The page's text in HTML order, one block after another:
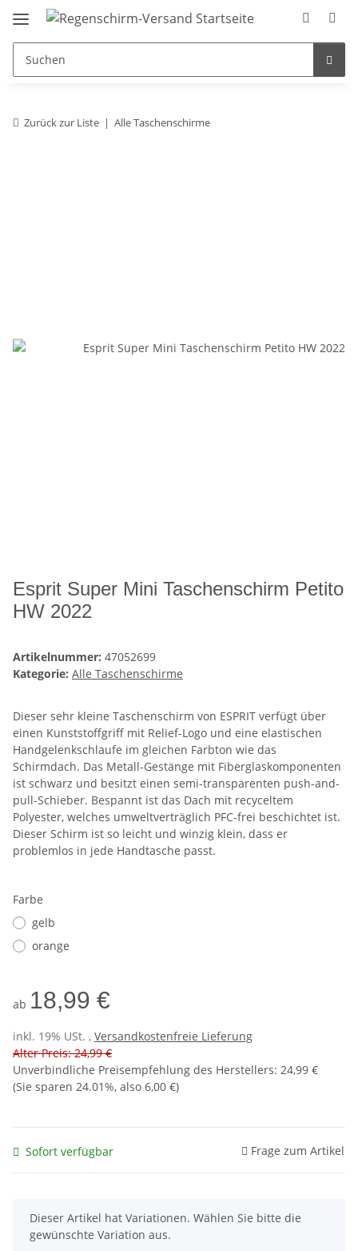
Zurück zur Liste Alle Taschenschirme
Esprit Super Mini Taschenschirm Petito
HW 2022
Artikelnummer: 47052699
Kategorie: Alle Taschenschirme
Dieser sehr kleine Taschenschirm von ESPRIT verfügt über
einen Kunststoffgriff mit Relief-Logo und eine elastischen
Handgelenkschlaufe im gleichen Farbton wie das
Schirmdach. Das Metall-Gestänge mit Fiberglaskomponenten
ist schwarz und besitzt einen semi-transparenten push-and-
pull-Schieber. Bespannt ist das Dach mit recyceltem
Polyester, welches umweltverträglich PFC-frei beschichtet ist.
Dieser Schirm ist so leicht und winzig klein, dass er
problemlos in jede Handtasche passt.
Farbe
gelb
orange
ab 18,99 €
inkl. 19% USt. , Versandkostenfreie Lieferung
Alter Preis: 24,99 €
Unverbindliche Preisempfehlung des Herstellers: 24,99 €
(Sie sparen 24.01%, also 6,00 €)
Sofort verfügbar Frage zum Artikel
x
Dieser Artikel hat Variationen. Wählen Sie bitte die
gewünschte Variation aus.